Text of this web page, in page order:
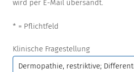
wird per E-Mail übersandt.
* = Pflichtfeld
Klinische Fragestellung